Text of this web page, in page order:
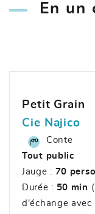
En un
Petit Grain
Cie Najico
Conte
Tout public
Jauge : 70
Durée : 50 min
d'échange avec